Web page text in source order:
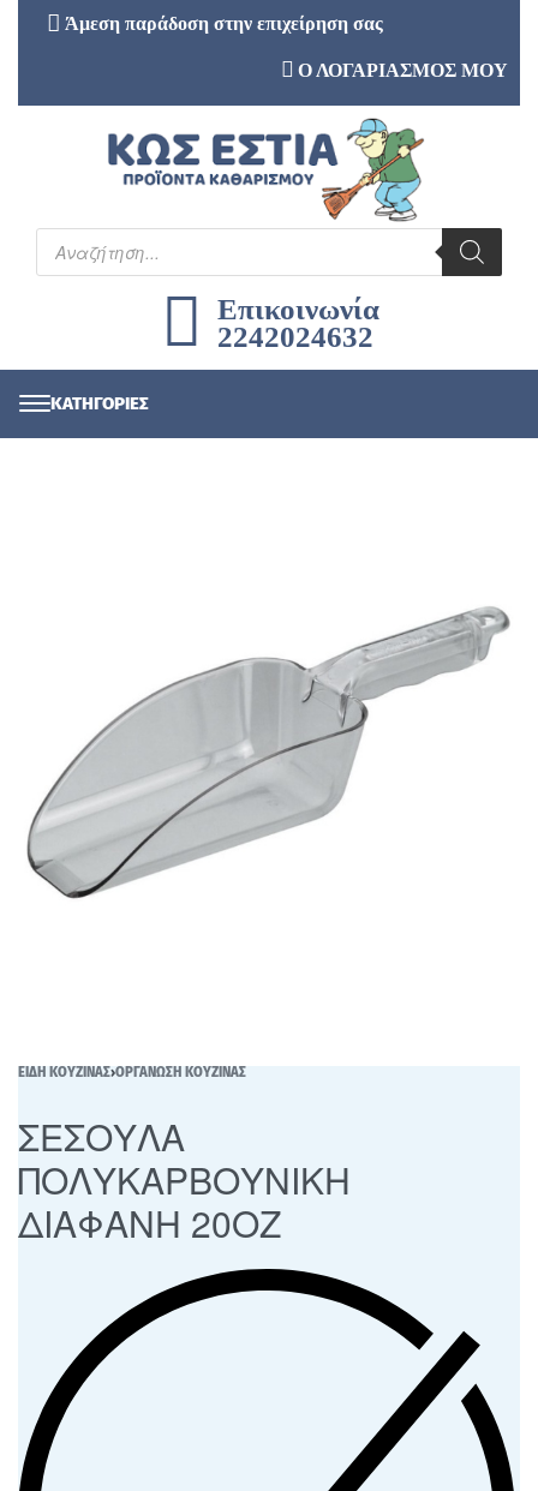
Άμεση παράδοση στην επιχείρηση σας
Ο ΛΟΓΑΡΙΑΣΜΟΣ ΜΟΥ
Επικοινωνία
2242024632
ΕΙΔΗ ΚΟΥΖΙΝΑΣ›ΟΡΓΑΝΩΣΗ ΚΟΥΖΙΝΑΣ
ΣΕΣΟΥΛΑ
ΠΟΛΥΚΑΡΒΟΥΝΙΚΗ
ΔΙΑΦΑΝΗ 20ΟΖ